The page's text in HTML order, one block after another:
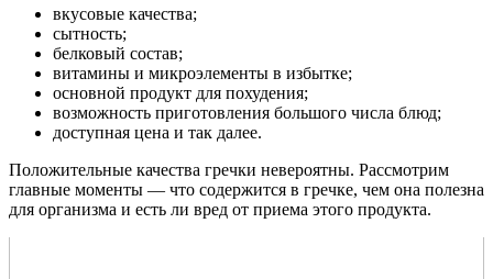
вкусовые качества;
сытность;
белковый состав;
витамины и микроэлементы в избытке;
основной продукт для похудения;
возможность приготовления большого числа блюд;
доступная цена и так далее.
Положительные качества гречки невероятны. Рассмотрим
главные моменты — что содержится в гречке, чем она полезна
для организма и есть ли вред от приема этого продукта.